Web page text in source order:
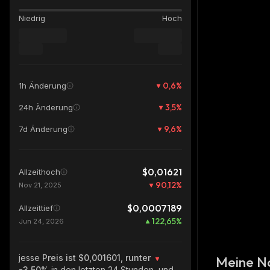
Niedrig Hoch
1h Änderung 0,6%
24h Änderung 3,5%
7d Änderung 9,6%
Allzeithoch $0,01621
Nov 21, 2025 90,12%
Allzeittief $0,0007189
Jun 24, 2026 122,65%
jesse Preis ist $0,001601, runter
Meine